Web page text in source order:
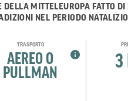
MITTELEUROPA FATTO DI
NEL PERIODO NATALIZIO.
TRASPORTO
AEREO O
PULLMAN
3